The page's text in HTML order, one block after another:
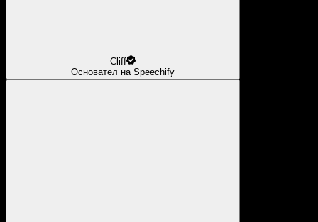
Cliff
Основател на Speechify